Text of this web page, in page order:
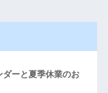
ーと夏季休業のお